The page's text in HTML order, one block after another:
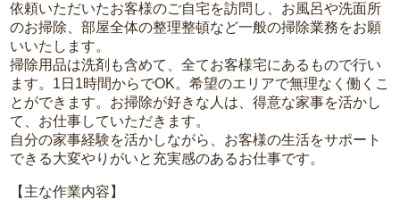
依頼いただいたお客様のご自宅を訪問し、お風呂や洗面所
のお掃除、部屋全体の整理整頓など一般の掃除業務をお願
いいたします。
掃除用品は洗剤も含めて、全てお客様宅にあるもので行い
ます。1日1時間からでOK。希望のエリアで無理なく働くこ
とができます。お掃除が好きな人は、得意な家事を活かし
て、お仕事していただきます。
自分の家事経験を活かしながら、お客様の生活をサポート
できる大変やりがいと充実感のあるお仕事です。
【主な作業内容】